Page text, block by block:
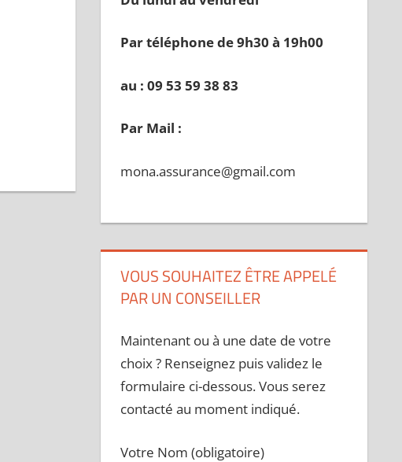
Par téléphone de 9h30 à 19h00
au : 09 53 59 38 83
Par Mail :
mona.assurance@gmail.com
VOUS SOUHAITEZ ÊTRE APPELÉ
PAR UN CONSEILLER
Maintenant ou à une date de votre
choix ? Renseignez puis validez le
formulaire ci-dessous. Vous serez
contacté au moment indiqué.
Votre Nom (obligatoire)